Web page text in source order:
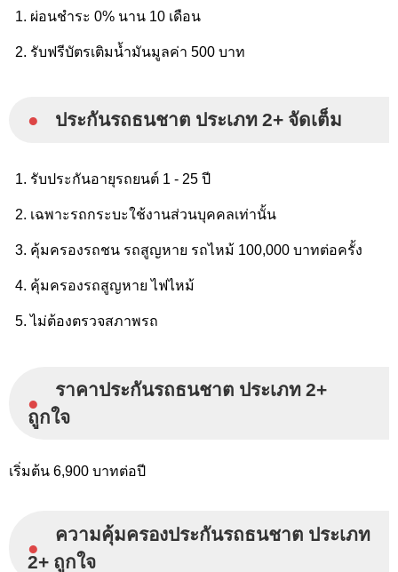
ผ่อนชำระ 0% นาน 10 เดือน
รับฟรีบัตรเติมน้ำมันมูลค่า 500 บาท
● ประกันรถธนชาต ประเภท 2+ จัดเต็ม
รับประกันอายุรถยนต์ 1 - 25 ปี
เฉพาะรถกระบะใช้งานส่วนบุคคลเท่านั้น
คุ้มครองรถชน รถสูญหาย รถไหม้ 100,000 บาทต่อครั้ง
คุ้มครองรถสูญหาย ไฟไหม้
ไม่ต้องตรวจสภาพรถ
●
ราคาประกันรถธนชาต ประเภท 2+
ถูกใจ
เริ่มต้น 6,900 บาทต่อปี
●
ความคุ้มครองประกันรถธนชาต ประเภท
2+ ถูกใจ